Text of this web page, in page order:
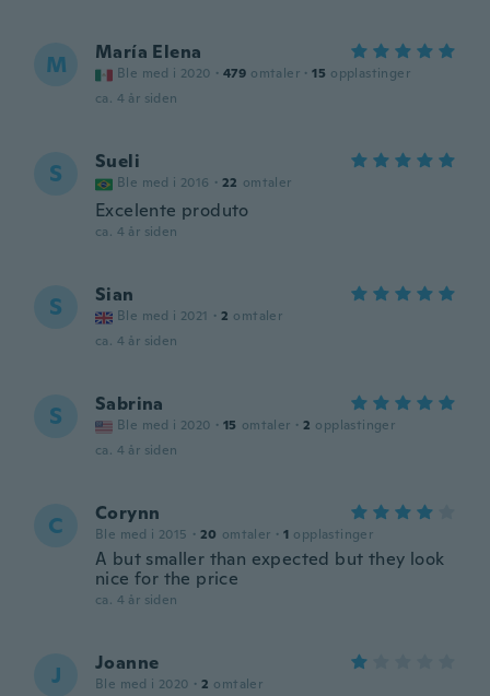
M María Elena
Ble med i 2020 · 479 omtaler · 15 opplastinger
ca. 4 år siden
S Sueli
Ble med i 2016 · 22 omtaler
Excelente produto
ca. 4 år siden
S Sian
Ble med i 2021 · 2 omtaler
ca. 4 år siden
S Sabrina
Ble med i 2020 · 15 omtaler · 2 opplastinger
ca. 4 år siden
C Corynn
Ble med i 2015 · 20 omtaler · 1 opplastinger
A but smaller than expected but they look
nice for the price
ca. 4 år siden
J Joanne
Ble med i 2020 · 2 omtaler